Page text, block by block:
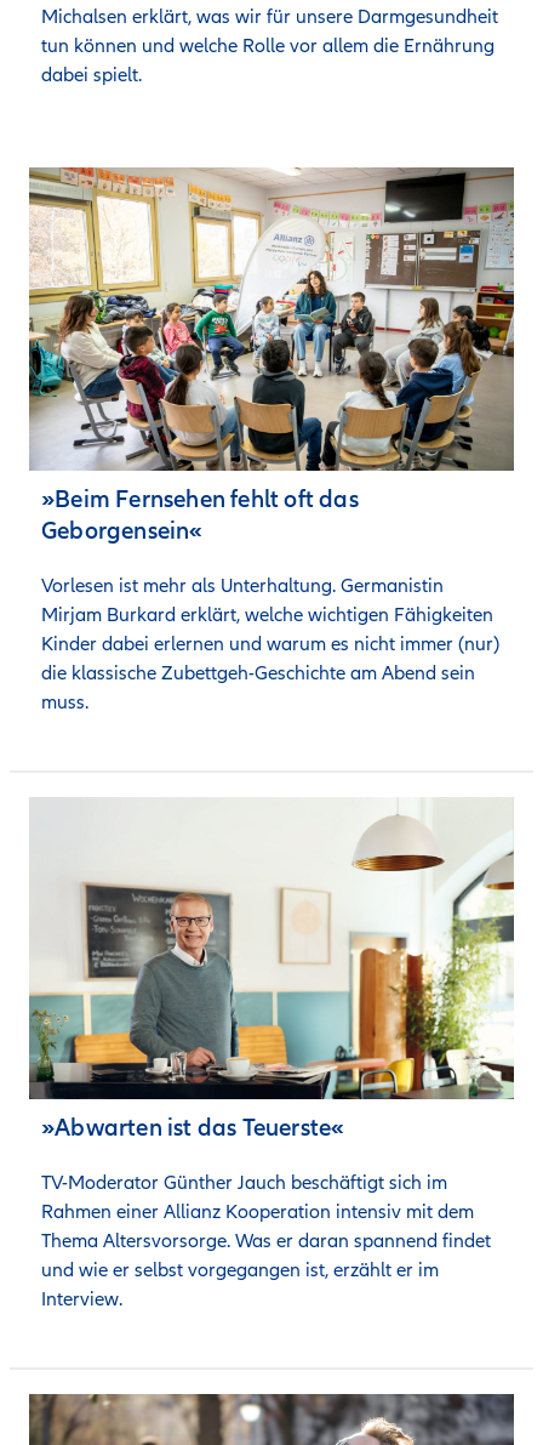
Michalsen erklärt, was wir für unsere Darmgesundheit
tun können und welche Rolle vor allem die Ernährung
dabei spielt.
»Beim Fernsehen fehlt oft das
Geborgensein«
Vorlesen ist mehr als Unterhaltung. Germanistin
Mirjam Burkard erklärt, welche wichtigen Fähigkeiten
Kinder dabei erlernen und warum es nicht immer (nur)
die klassische Zubettgeh-Geschichte am Abend sein
muss.
»Abwarten ist das Teuerste«
TV-Moderator Günther Jauch beschäftigt sich im
Rahmen einer Allianz Kooperation intensiv mit dem
Thema Altersvorsorge. Was er daran spannend findet
und wie er selbst vorgegangen ist, erzählt er im
Interview.